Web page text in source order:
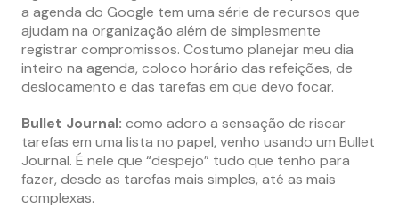
a agenda do Google tem uma série de recursos que
ajudam na organização além de simplesmente
registrar compromissos. Costumo planejar meu dia
inteiro na agenda, coloco horário das refeições, de
deslocamento e das tarefas em que devo focar.
Bullet Journal: como adoro a sensação de riscar
tarefas em uma lista no papel, venho usando um Bullet
Journal. É nele que “despejo” tudo que tenho para
fazer, desde as tarefas mais simples, até as mais
complexas.